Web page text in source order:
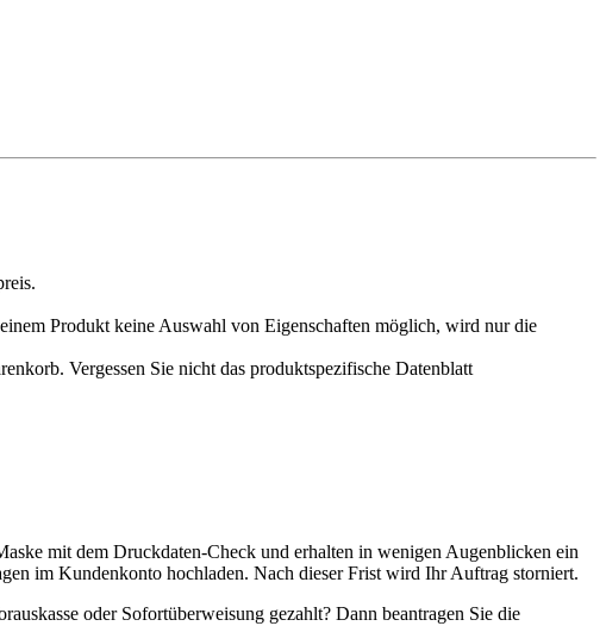
Produkt keine Auswahl von Eigenschaften möglich, wird nur die
Vergessen Sie nicht das produktspezifische Datenblatt
mit dem Druckdaten-Check und erhalten in wenigen Augenblicken ein
im Kundenkonto hochladen. Nach dieser Frist wird Ihr Auftrag storniert.
oder Sofortüberweisung gezahlt? Dann beantragen Sie die